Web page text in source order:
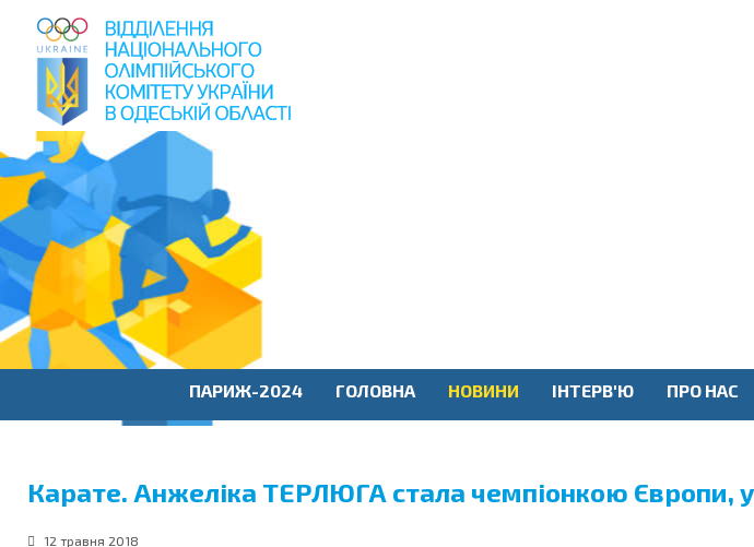
пошук
по
сайту
ПАРИЖ-2024 ГОЛОВНА НОВИНИ ІНТЕРВ'Ю ПРО НАС
Карате. Анжеліка ТЕРЛЮГА стала чемпіонкою Європи, у
12 травня 2018